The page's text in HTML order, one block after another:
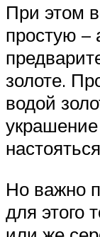
При этом
простую –
золоте.
водой
настояться
Но важно
для этого